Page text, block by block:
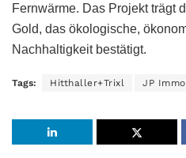
Fernwärme. Das Projekt trägt
Gold, das ökologische,
Nachhaltigkeit bestätigt.
Tags: Hitthaller+Trixl JP